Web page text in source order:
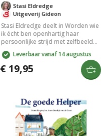
Uitgeverij Gideon
Stasi Eldredge
Stasi Eldredge deelt in Worden wie
ik écht ben openhartig haar
persoonlijke strijd met zelfbeeld
en overgewicht. Ze werpt licht op
transformatie door Gods liefde en
laat zien hoe je je ware zelf kunt
ontdekken door Zijn kracht. Een
inspirerend en hoopvol boek voor
goddelijke bestemming.
Leverbaar vanaf 14 augustus
€ 19,95